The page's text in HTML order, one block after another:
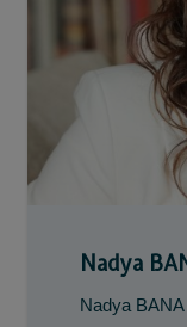
Nadya
Nadya BANA